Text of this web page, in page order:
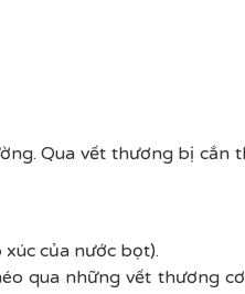
Qua vết thương bị cắn
của nước bọt).
qua những vết thương